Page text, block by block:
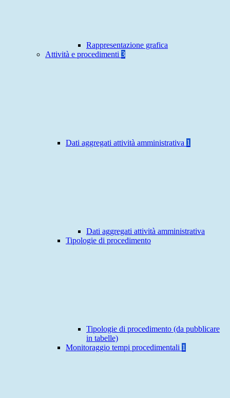
Rappresentazione grafica
Attività e procedimenti 3
Dati aggregati attività amministrativa 1
Dati aggregati attività amministrativa
Tipologie di procedimento
Tipologie di procedimento (da pubblicare
in tabelle)
Monitoraggio tempi procedimentali 1